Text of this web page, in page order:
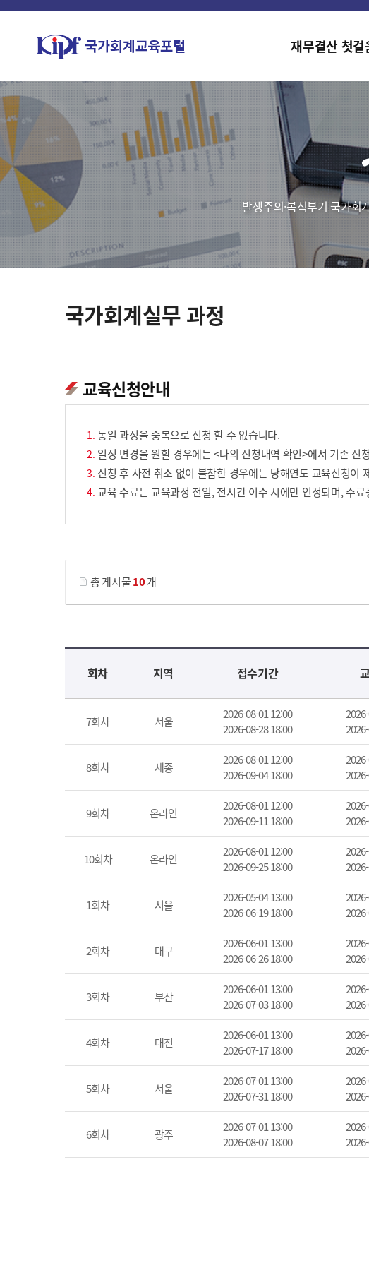
홈페
재무결산 첫걸
발생주의·복식부기 국가
국가회계실무 과정
교육신청안내
동일 과정을 중복으로 신청 할 수 없습니다.
일정 변경을 원할 경우에는 <나의 신청내역 확인>에서 기존 신
신청 후 사전 취소 없이 불참한 경우에는 당해연도 교육신청이
교육 수료는 교육과정 전일, 전시간 이수 시에만 인정되며, 수
총 게시물10개
교육신청 목록을 나타낸 표로 회차, 지역, 접수기간, 교육기간, 교육장소, 신청인원/모집인원, 상태로 나뉘어 설명합니다.
회차 지역 접수기간
7회차 서울
2026-08-01 12:00
2026-08-28 18:00
8회차 세종
2026-08-01 12:00
2026-09-04 18:00
9회차 온라인
2026-08-01 12:00
2026-09-11 18:00
10회차 온라인
2026-08-01 12:00
2026-09-25 18:00
1회차 서울
2026-05-04 13:00
2026-06-19 18:00
2회차 대구
2026-06-01 13:00
2026-06-26 18:00
3회차 부산
2026-06-01 13:00
2026-07-03 18:00
4회차 대전
2026-06-01 13:00
2026-07-17 18:00
5회차 서울
2026-07-01 13:00
2026-07-31 18:00
6회차 광주
2026-07-01 13:00
2026-08-07 18:00